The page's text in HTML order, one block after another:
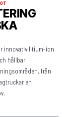
innovativ litium-ion
hållbar
från
en